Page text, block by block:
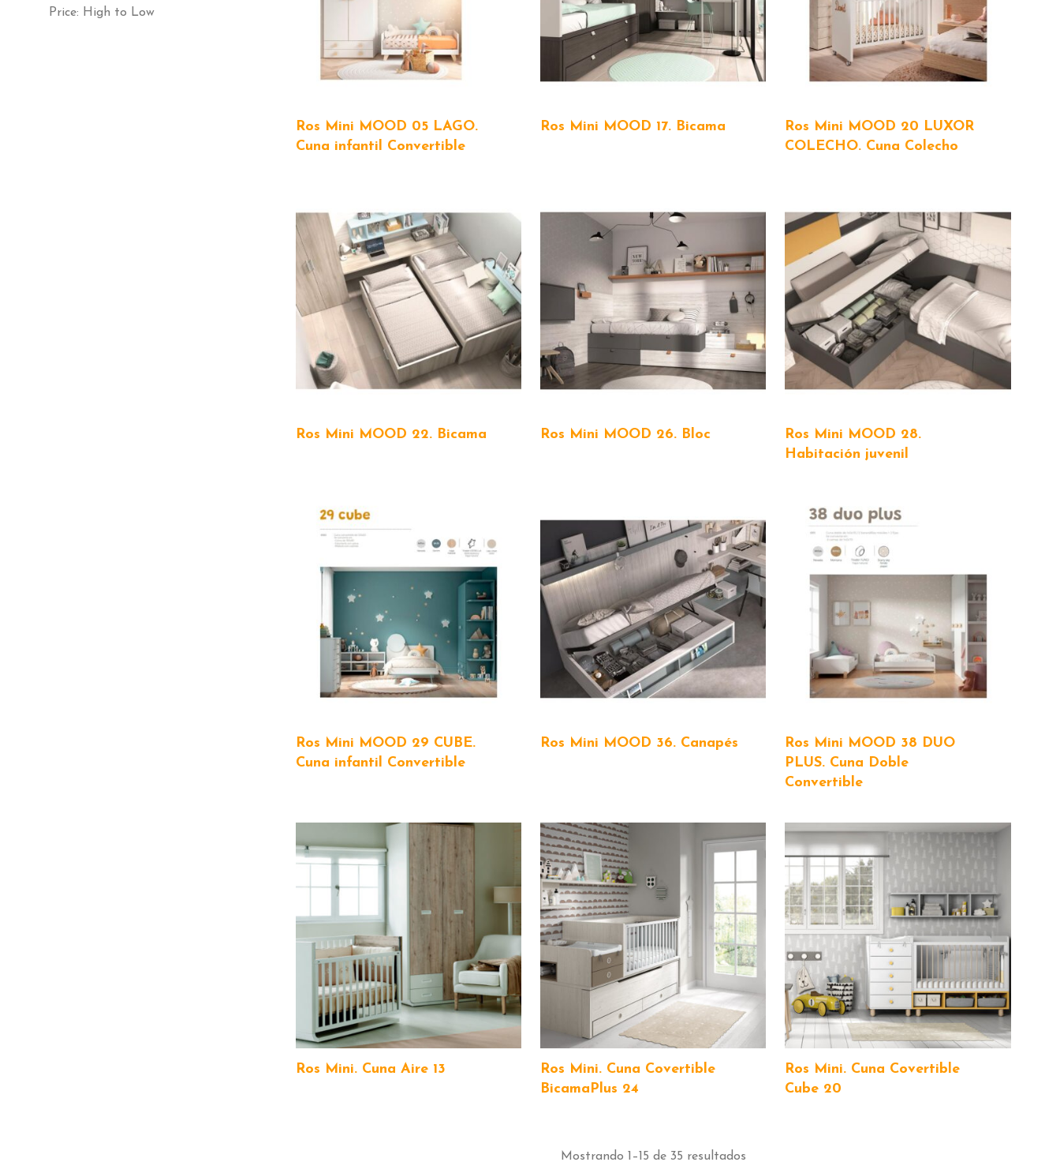
Price: High to Low
Ros Mini MOOD 05 LAGO.
Cuna infantil Convertible
Ros Mini MOOD 17. Bicama
Ros Mini MOOD 20 LUXOR
COLECHO. Cuna Colecho
Ros Mini MOOD 22. Bicama Ros Mini MOOD 26. Bloc
Ros Mini MOOD 28.
Habitación juvenil
Ros Mini MOOD 29 CUBE.
Cuna infantil Convertible
Ros Mini MOOD 36. Canapés
Ros Mini MOOD 38 DUO
PLUS. Cuna Doble
Convertible
Ros Mini. Cuna Aire 13
Ros Mini. Cuna Covertible
BicamaPlus 24
Ros Mini. Cuna Covertible
Cube 20
Mostrando 1–15 de 35 resultados